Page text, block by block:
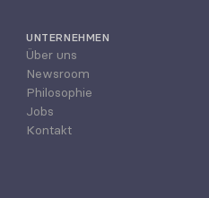
UNTERNEHMEN
Über uns
Newsroom
Philosophie
Jobs
Kontakt